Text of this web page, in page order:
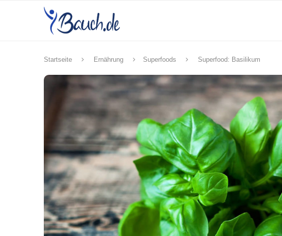
Startseite Ernährung Superfoods Superfood: Basilikum